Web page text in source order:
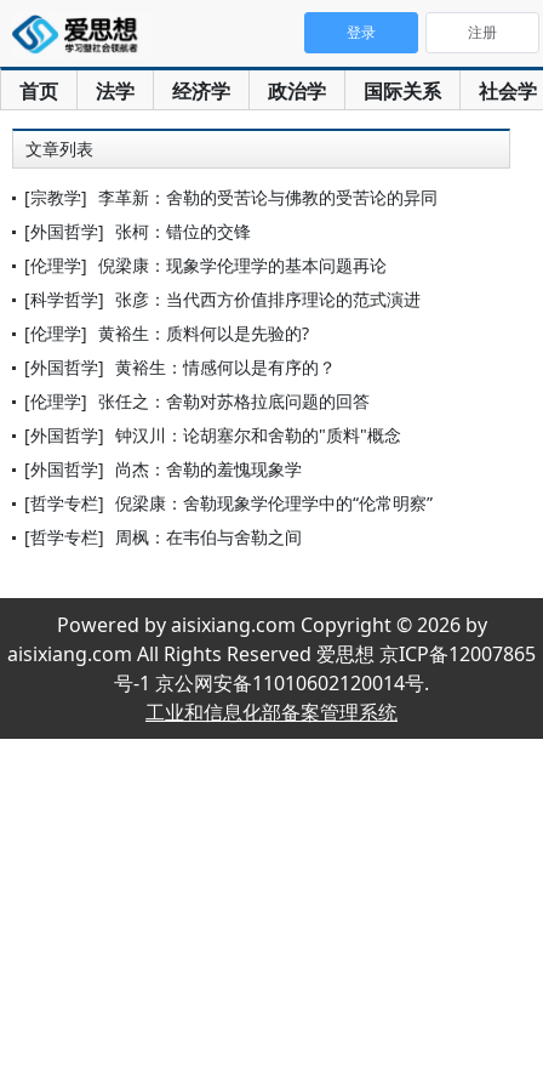
首页 法学 经济学 政治学 国际关系 社会学
登录 注册
文章列表
[宗教学] 李革新：舍勒的受苦论与佛教的受苦论的异同
[外国哲学] 张柯：错位的交锋
[伦理学] 倪梁康：现象学伦理学的基本问题再论
[科学哲学] 张彦：当代西方价值排序理论的范式演进
[伦理学] 黄裕生：质料何以是先验的?
[外国哲学] 黄裕生：情感何以是有序的？
[伦理学] 张任之：舍勒对苏格拉底问题的回答
[外国哲学] 钟汉川：论胡塞尔和舍勒的"质料"概念
[外国哲学] 尚杰：舍勒的羞愧现象学
[哲学专栏] 倪梁康：舍勒现象学伦理学中的“伦常明察”
[哲学专栏] 周枫：在韦伯与舍勒之间
Powered by aisixiang.com Copyright © 2026 by
aisixiang.com All Rights Reserved 爱思想 京ICP备12007865
号-1 京公网安备11010602120014号.
工业和信息化部备案管理系统